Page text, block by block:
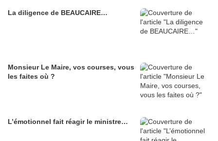
La diligence de BEAUCAIRE…
Monsieur Le Maire, vos courses, vous
les faites où ?
L’émotionnel fait réagir le ministre…